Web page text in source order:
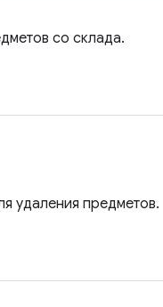
со склада.
удаления предметов.